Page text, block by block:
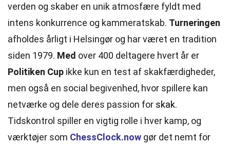
verden og skaber en unik atmosfære fyldt med
intens konkurrence og kammeratskab. Turneringen
afholdes årligt i Helsingør og har været en tradition
siden 1979. Med over 400 deltagere hvert år er
Politiken Cup ikke kun en test af skakfærdigheder,
men også en social begivenhed, hvor spillere kan
netværke og dele deres passion for skak.
Tidskontrol spiller en vigtig rolle i hver kamp, og
værktøjer som ChessClock.now gør det nemt for